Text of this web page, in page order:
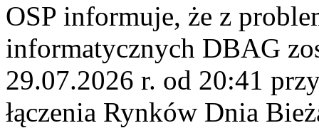
OSP informuje, że z
informatycznych DBAG
29.07.2026 r. od 20:41
łączenia Rynków Dnia